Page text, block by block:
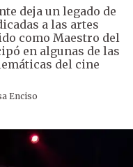
deja un legado de
a las artes
como Maestro del
en algunas de las
del cine
Enciso